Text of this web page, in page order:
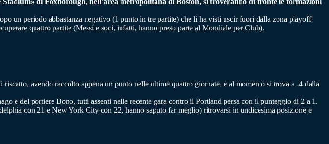
un periodo abbastanza negativo (1 punto in tre partite) che li ha visti uscir fuori dalla zona playoff,
quattro partite (Messi e soci, infatti, hanno preso parte al Mondiale per Club).
avendo raccolto appena un punto nelle ultime quattro giornate, e al momento si trova a -4 dalla
e del portiere Bono, tutti assenti nelle recente gara contro il Portland persa con il punteggio di 2 a 1.
con 21 e New York City con 22, hanno saputo far meglio) ritrovarsi in undicesima posizione e